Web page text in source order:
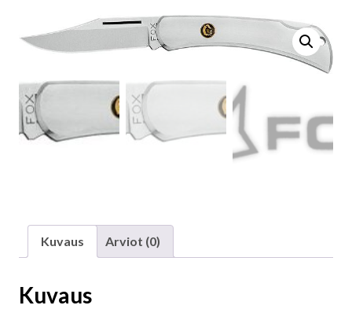
Kuvaus Arviot (0)
Kuvaus